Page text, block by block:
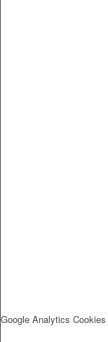
Google Analytics Cookies